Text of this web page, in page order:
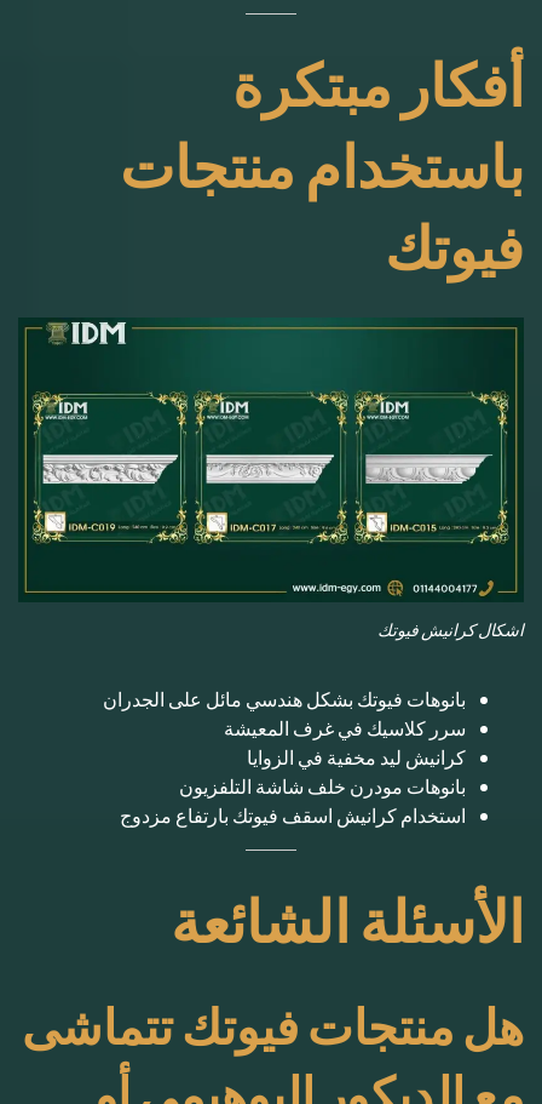
أفكار مبتكرة
باستخدام منتجات
فيوتك
اشكال كرانيش فيوتك
بانوهات فيوتك بشكل هندسي مائل على الجدران
سرر كلاسيك في غرف المعيشة
كرانيش ليد مخفية في الزوايا
بانوهات مودرن خلف شاشة التلفزيون
استخدام كرانيش اسقف فيوتك بارتفاع مزدوج
الأسئلة الشائعة
هل منتجات فيوتك تتماشى